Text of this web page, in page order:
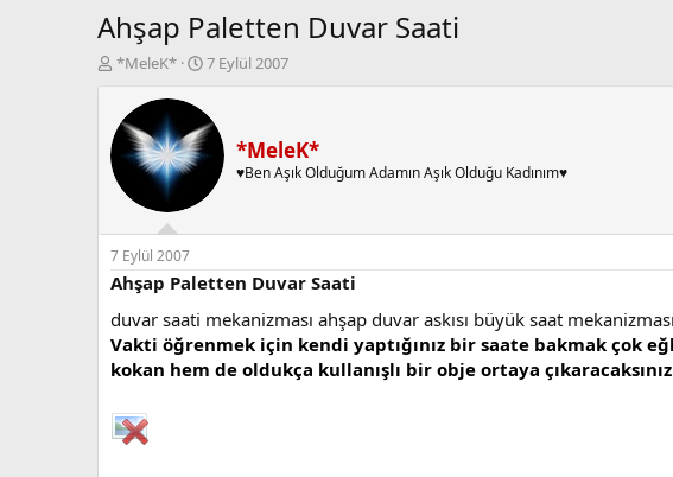
Ahşap Paletten Duvar Saati
K
b
u
a
ş
l
a
t
a
*MeleK*
B
l
g
ç
a
r
i
h
7 Eylül 2007
*MeleK*
♥Ben Aşık Olduğum Adamın Aşık Olduğu Kadınım♥
7 Eylül 2007
Ahşap Paletten Duvar Saati
duvar saati mekanizması ahşap duvar askısı büyük saat mekanizması
Vakti öğrenmek için kendi yaptığınız bir saate bakmak çok
kokan hem de oldukça kullanışlı bir obje ortaya